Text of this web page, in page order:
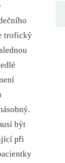
trofický
být
při